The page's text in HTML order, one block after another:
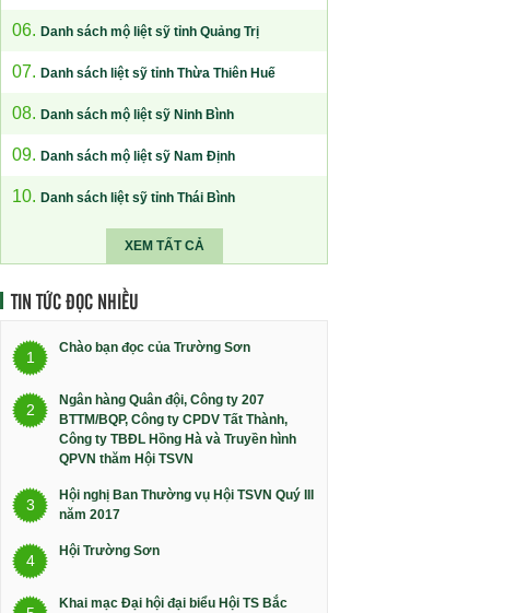
06. Danh sách mộ liệt sỹ tỉnh Quảng Trị
07. Danh sách liệt sỹ tỉnh Thừa Thiên Huế
08. Danh sách mộ liệt sỹ Ninh Bình
09. Danh sách mộ liệt sỹ Nam Định
10. Danh sách liệt sỹ tỉnh Thái Bình
XEM TẤT CẢ
TIN TỨC ĐỌC NHIỀU
1
Chào bạn đọc của Trường Sơn
2
Ngân hàng Quân đội, Công ty 207
BTTM/BQP, Công ty CPDV Tất Thành,
Công ty TBĐL Hồng Hà và Truyền hình
QPVN thăm Hội TSVN
3
Hội nghị Ban Thường vụ Hội TSVN Quý III
năm 2017
4
Hội Trường Sơn
Khai mạc Đại hội đại biểu Hội TS Bắc